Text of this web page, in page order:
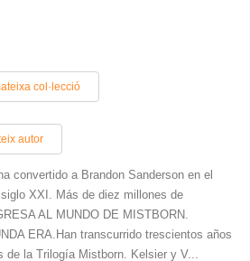
col·lecció
autor
convertido a Brandon Sanderson en el
XXI. Más de diez millones de
AL MUNDO DE MISTBORN.
ERA.Han transcurrido trescientos años
de la Trilogía Mistborn. Kelsier y V...